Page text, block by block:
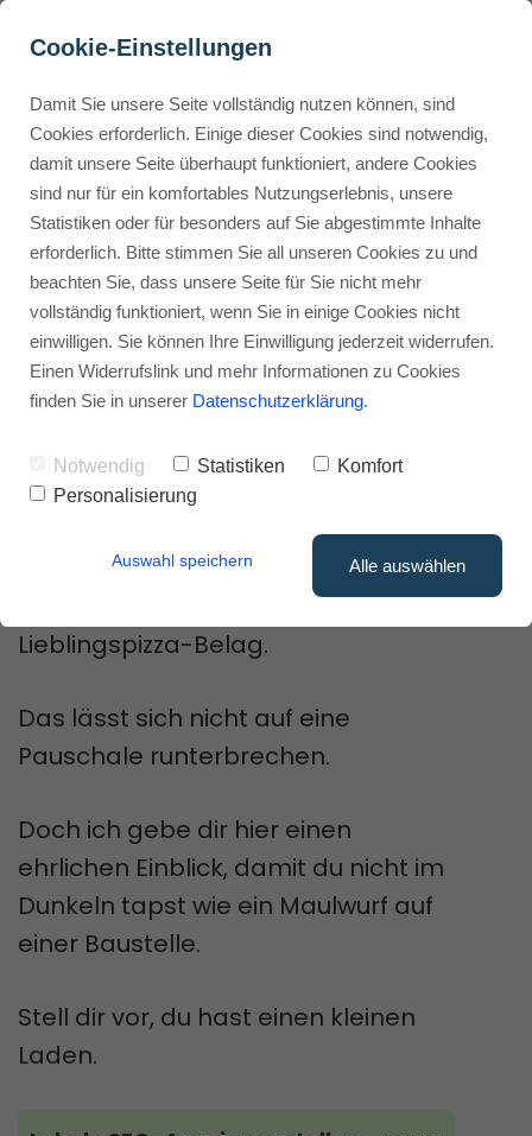
Buyer Personas erstellen
Landingpage optimieren
Internal Linking Tool
Was kostet lokales SEO?
Die besten Tipps für dein
Budget!
Werbehinweis: Links mit Sternchen (*) sind Affiliate-Links. Kaufst
du darüber ein, erhalte ich eine Provision – ohne Mehrkosten für
dich.
Stephan Ochmann
Was kostet lokales SEO?
Lieblingspizza-Belag.
Das lässt sich nicht auf eine
Pauschale runterbrechen.
Doch ich gebe dir hier einen
ehrlichen Einblick, damit du nicht im
Dunkeln tapst wie ein Maulwurf auf
einer Baustelle.
Stell dir vor, du hast einen kleinen
Laden.
Cookie-Einstellungen
Damit Sie unsere Seite vollständig nutzen können, sind
Cookies erforderlich. Einige dieser Cookies sind notwendig,
damit unsere Seite überhaupt funktioniert, andere Cookies
sind nur für ein komfortables Nutzungserlebnis, unsere
Statistiken oder für besonders auf Sie abgestimmte Inhalte
erforderlich. Bitte stimmen Sie all unseren Cookies zu und
beachten Sie, dass unsere Seite für Sie nicht mehr
vollständig funktioniert, wenn Sie in einige Cookies nicht
einwilligen. Sie können Ihre Einwilligung jederzeit widerrufen.
Einen Widerrufslink und mehr Informationen zu Cookies
finden Sie in unserer Datenschutzerklärung.
Notwendig Statistiken
Komfort
Personalisierung
Auswahl speichern Alle auswählen